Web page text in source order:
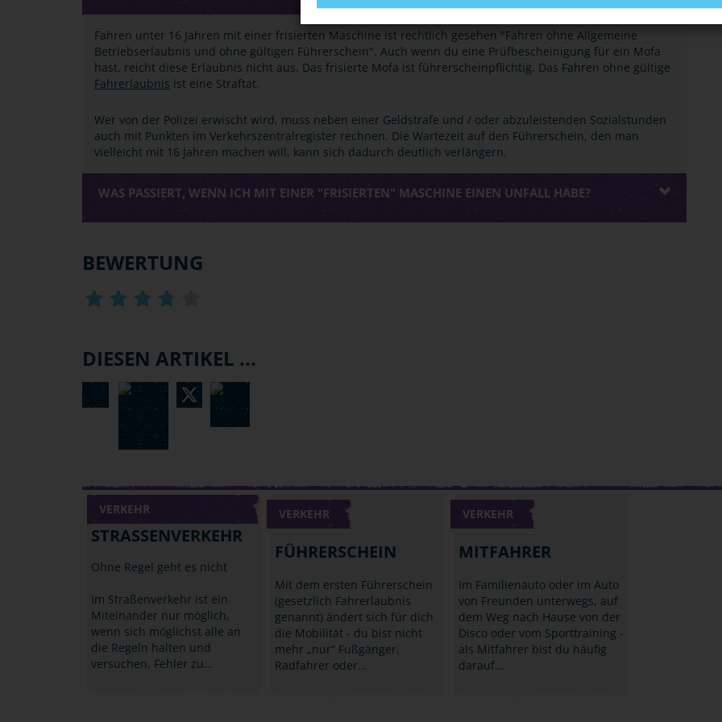
Fahren unter 16 Jahren mit einer frisierten Maschine ist rechtlich gesehen "Fahren ohne Allgemeine
Betriebserlaubnis und ohne gültigen Führerschein". Auch wenn du eine Prüfbescheinigung für ein Mofa
hast, reicht diese Erlaubnis nicht aus. Das frisierte Mofa ist führerscheinpflichtig. Das Fahren ohne gültige
Fahrerlaubnis ist eine Straftat.
Wer von der Polizei erwischt wird, muss neben einer Geldstrafe und / oder abzuleistenden Sozialstunden
auch mit Punkten im Verkehrszentralregister rechnen. Die Wartezeit auf den Führerschein, den man
vielleicht mit 16 Jahren machen will, kann sich dadurch deutlich verlängern.
WAS PASSIERT, WENN ICH MIT EINER "FRISIERTEN" MASCHINE EINEN UNFALL HABE?
BEWERTUNG
DIESEN ARTIKEL ...
VERKEHR
STRASSENVERKEHR
Ohne Regel geht es nicht
Im Straßenverkehr ist ein
Miteinander nur möglich,
wenn sich möglichst alle an
die Regeln halten und
versuchen, Fehler zu…
VERKEHR
FÜHRERSCHEIN
Mit dem ersten Führerschein
(gesetzlich Fahrerlaubnis
genannt) ändert sich für dich
die Mobilität - du bist nicht
mehr „nur“ Fußgänger,
Radfahrer oder…
VERKEHR
MITFAHRER
Im Familienauto oder im Auto
von Freunden unterwegs, auf
dem Weg nach Hause von der
Disco oder vom Sporttraining -
als Mitfahrer bist du häufig
darauf…